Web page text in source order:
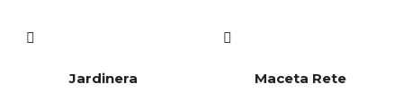
Jardinera Maceta Rete